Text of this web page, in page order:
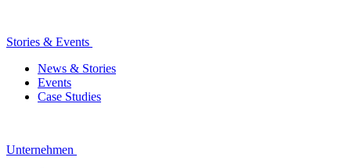
Stories & Events
News & Stories
Events
Case Studies
Unternehmen